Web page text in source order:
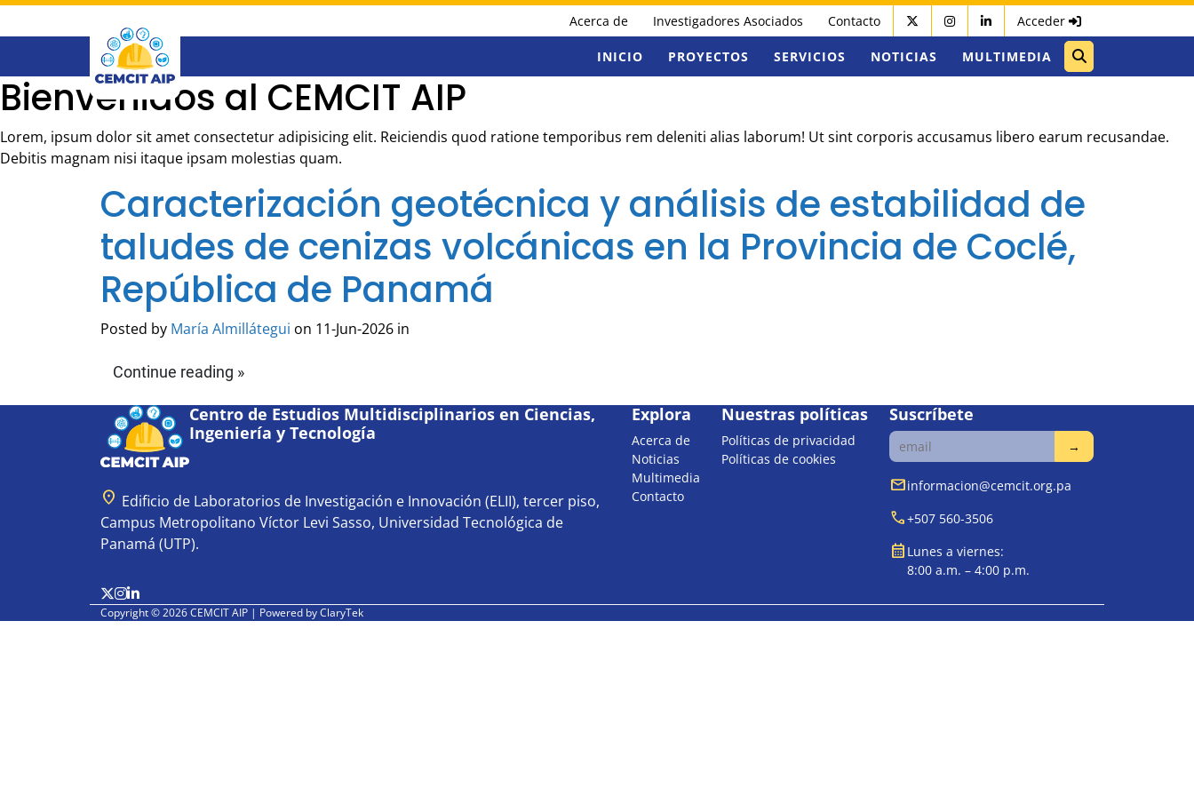
Saltar
principal
Acerca de Investigadores Asociados Contacto Acceder
INICIO PROYECTOS SERVICIOS NOTICIAS MULTIMEDIA
Bienvenidos al CEMCIT AIP
Lorem, ipsum dolor sit amet consectetur adipisicing elit. Reiciendis quod ratione temporibus rem deleniti alias laborum! Ut sint corporis accusamus libero earum recusandae.
Debitis magnam nisi itaque ipsam molestias quam.
Caracterización geotécnica y análisis de estabilidad de
taludes de cenizas volcánicas en la Provincia de Coclé,
República de Panamá
Posted by María Almillátegui on 11-Jun-2026 in
Continue reading »
Centro de Estudios Multidisciplinarios en Ciencias,
Ingeniería y Tecnología
location_on Edificio de Laboratorios de Investigación e Innovación (ELII), tercer piso,
Campus Metropolitano Víctor Levi Sasso, Universidad Tecnológica de
Panamá (UTP).
Explora
Acerca de
Noticias
Multimedia
Contacto
Nuestras políticas
Políticas de privacidad
Políticas de cookies
Suscríbete
mailinformacion@cemcit.org.pa
call+507 560-3506
calendar_month Lunes a viernes:
8:00 a.m. – 4:00 p.m.
Copyright © 2026 CEMCIT AIP | Powered byClaryTek